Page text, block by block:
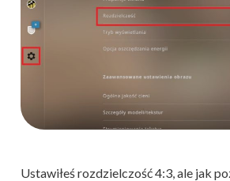
Ustawiłeś rozdzielczość 4:3, ale jak